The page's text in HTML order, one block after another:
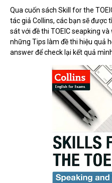
Qua cuốn sách Skill for the
tác giả Collins, các bạn sẽ được
sát với đề thi TOEIC seapking
những Tips làm đề thi hiệu quả
answer để check lại kết quả